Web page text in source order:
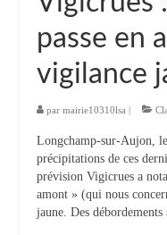
Formalités
Santé
Qualité de l’eau
Téléphonie
Collecte des
Affouages
passe en
vigilance
par mairie10310lsa
Longchamp-sur-Aujon,
précipitations de ces
prévision Vigicrues a
amont » (qui nous
jaune. Des